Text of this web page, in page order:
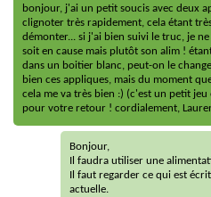
bonjour, j'ai un petit soucis avec deux
clignoter très rapidement, cela étant
démonter... si j'ai bien suivi le truc, je
soit en cause mais plutôt son alim !
dans un boitier blanc, peut-on le
bien ces appliques, mais du moment
cela me va très bien :) (c'est un petit
pour votre retour ! cordialement,
Bonjour,
Il faudra utiliser une
Il faut regarder ce qui est
actuelle.